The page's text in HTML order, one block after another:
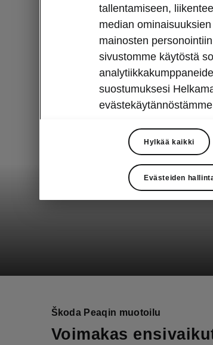
Škoda Peaqin muotoilu
Voimakas
tallentamiseen,
median
mainosten
sivustomme käytöstä
suostumuksesi
evästekäytännöstämme
Hylkää kaikki
Evästeiden